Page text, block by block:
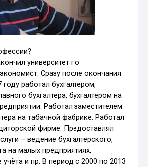
университет по
Сразу после окончания
году работал бухгалтером,
бухгалтера, бухгалтером на
Работал заместителем
на табачной фабрике. Работал
фирме. Предоставлял
– ведение бухгалтерского,
на малых предприятиях,
учёта и пр. В период с 2000 по 2013